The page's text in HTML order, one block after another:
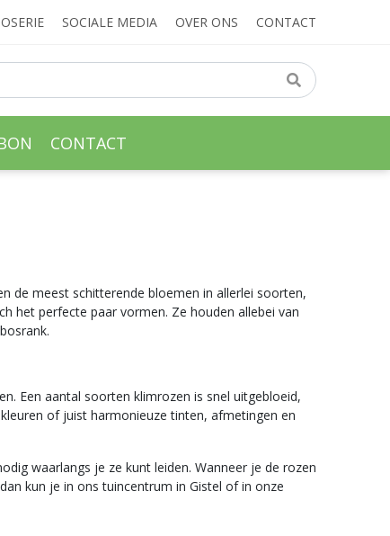
SOCIALE MEDIA OVER ONS CONTACT
CONTACT
de meest schitterende bloemen in allerlei soorten,
het perfecte paar vormen. Ze houden allebei van
Een aantal soorten klimrozen is snel uitgebloeid,
of juist harmonieuze tinten, afmetingen en
waarlangs je ze kunt leiden. Wanneer je de rozen
kun je in ons tuincentrum in Gistel of in onze